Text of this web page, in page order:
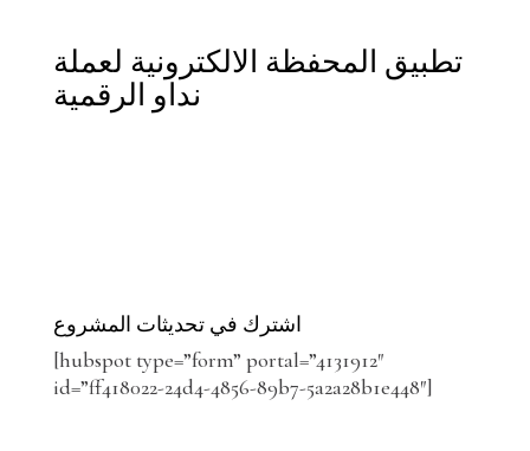
تطبيق المحفظة الالكترونية لعملة
نداو الرقمية
اشترك في تحديثات المشروع
[hubspot type=”form” portal=”4131912″
id=”ff418022-24d4-4856-89b7-5a2a28b1e448″]